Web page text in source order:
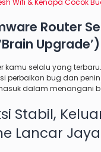
Wifi & Kenapa Cocok
Router
Upgrade’)
kamu selalu yang
perbaikan bug dan
dalam menangani
Stabil,
Lancar